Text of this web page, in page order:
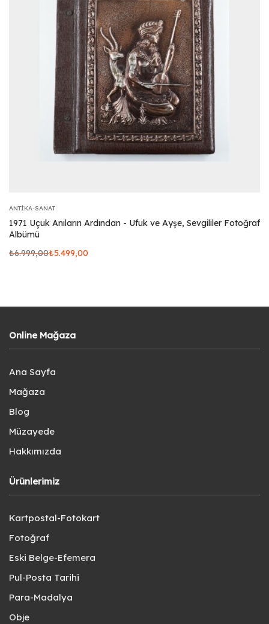
ANTIKA-SANAT
1971 Uçuk Anıların Ardından - Ufuk ve Ayşe, Sevgililer Fotoğraf
Albümü
₺6.999,00₺5.499,00
Online Mağaza
Ana Sayfa
Mağaza
Blog
Müzayede
Hakkımızda
Ürünlerimiz
Kartpostal-Fotokart
Fotoğraf
Eski Belge-Efemera
Pul-Posta Tarihi
Para-Madalya
Obje